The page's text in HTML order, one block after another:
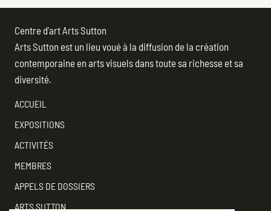
Centre d'art Arts Sutton
Arts Sutton est un lieu voué à la diffusion de la création
contemporaine en arts visuels dans toute sa richesse et sa
diversité.
ACCUEIL
EXPOSITIONS
ACTIVITÉS
MEMBRES
APPELS DE DOSSIERS
ARTS SUTTON